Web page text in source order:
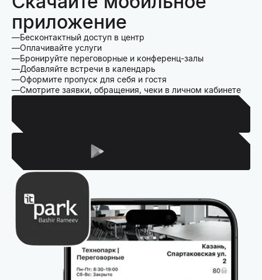
приложение
Бесконтактный доступ в центр
Оплачивайте услуги
Бронируйте переговорные и конференц-залы
Добавляйте встречи в календарь
Оформите пропуск для себя и гостя
Смотрите заявки, обращения, чеки в личном кабинете